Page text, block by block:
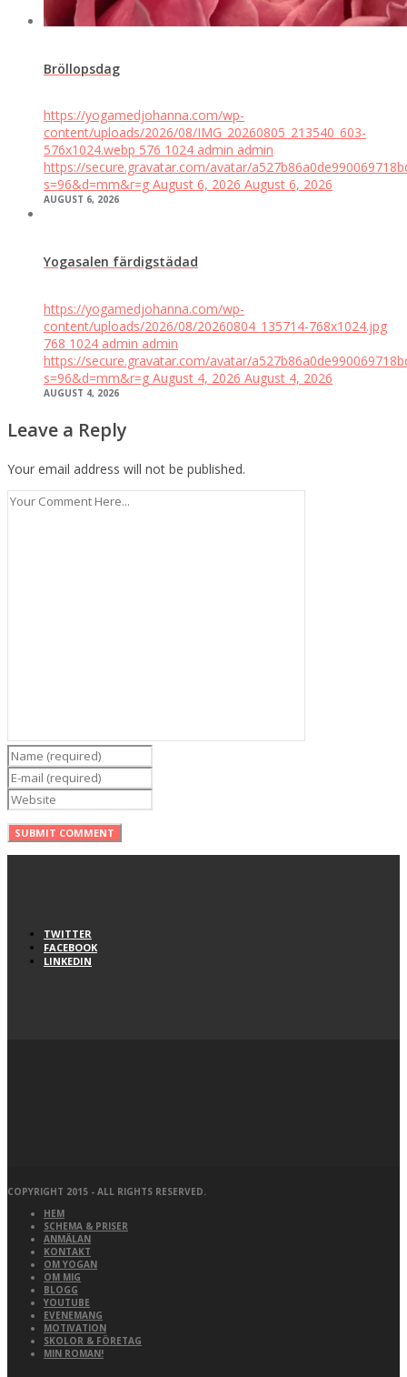
Bröllopsdag
https://yogamedjohanna.com/wp-
content/uploads/2026/08/IMG_20260805_213540_603-
576x1024.webp 576 1024 admin admin
https://secure.gravatar.com/avatar/
s=96&d=mm&r=g August 6, 2026 August 6, 2026
AUGUST 6, 2026
Yogasalen färdigstädad
https://yogamedjohanna.com/wp-
content/uploads/2026/08/20260804_135714-768x1024.jpg
768 1024 admin admin
https://secure.gravatar.com/avatar/
s=96&d=mm&r=g August 4, 2026 August 4, 2026
AUGUST 4, 2026
Leave a Reply
Your email address will not be published.
TWITTER
FACEBOOK
LINKEDIN
COPYRIGHT 2015 - ALL RIGHTS RESERVED.
HEM
SCHEMA & PRISER
ANMÄLAN
KONTAKT
OM YOGAN
OM MIG
BLOGG
YOUTUBE
EVENEMANG
MOTIVATION
SKOLOR & FÖRETAG
MIN ROMAN!